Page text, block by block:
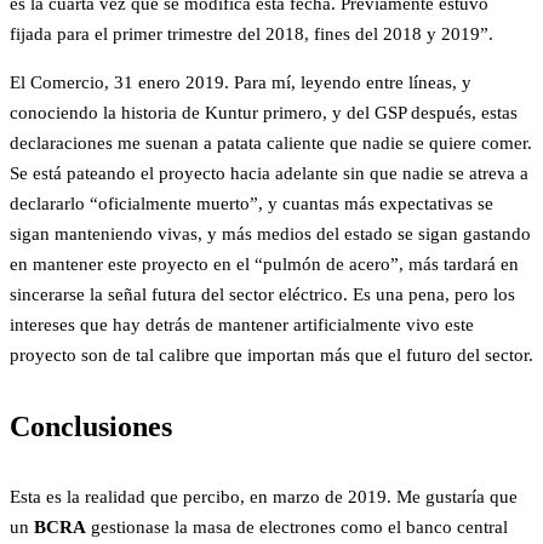
fijada para el primer trimestre del 2018, fines del 2018 y 2019”.
El Comercio, 31 enero 2019. Para mí, leyendo entre líneas, y
conociendo la historia de Kuntur primero, y del GSP después, estas
declaraciones me suenan a patata caliente que nadie se quiere comer.
Se está pateando el proyecto hacia adelante sin que nadie se atreva a
declararlo “oficialmente muerto”, y cuantas más expectativas se
sigan manteniendo vivas, y más medios del estado se sigan gastando
en mantener este proyecto en el “pulmón de acero”, más tardará en
sincerarse la señal futura del sector eléctrico. Es una pena, pero los
intereses que hay detrás de mantener artificialmente vivo este
proyecto son de tal calibre que importan más que el futuro del sector.
Conclusiones
Esta es la realidad que percibo, en marzo de 2019. Me gustaría que
un BCRA gestionase la masa de electrones como el banco central